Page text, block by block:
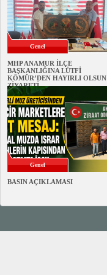
Genel
MHP ANAMUR İLÇE
BAŞKANLIĞINA LÜTFİ
KÖMÜR’DEN HAYIRLI OLSUN
ZİYARETİ
Genel
BASIN AÇIKLAMASI